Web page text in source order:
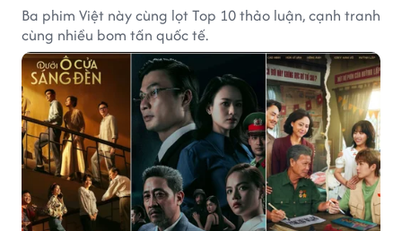
Ba phim Việt này cùng lọt Top 10 thảo luận, cạnh tranh
cùng nhiều bom tấn quốc tế.